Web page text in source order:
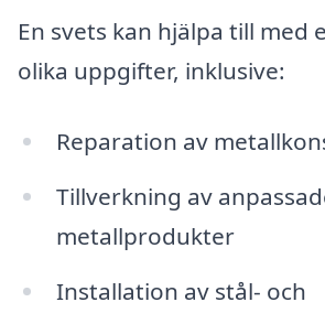
En svets kan hjälpa till med
olika uppgifter, inklusive:
Reparation av
Tillverkning av
metallprodukter
Installation av stål- och